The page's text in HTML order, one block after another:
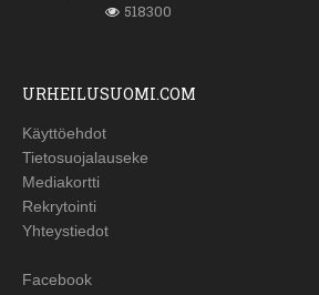
518300
URHEILUSUOMI.COM
Käyttöehdot
Tietosuojalauseke
Mediakortti
Rekrytointi
Yhteystiedot
Facebook